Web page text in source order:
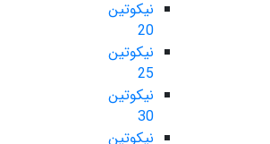
نیکوتین
20
نیکوتین
25
نیکوتین
30
نیکوتین